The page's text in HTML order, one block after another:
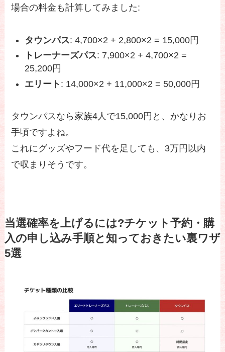
場合の料金も計算してみました:
タウンパス: 4,700×2 + 2,800×2 = 15,000円
トレーナーズパス: 7,900×2 + 4,700×2 =
25,200円
エリート : 14,000×2 + 11,000×2 = 50,000円
タウンパスなら家族4人で15,000円と、かなりお
手頃ですよね。
これにグッズやフード代を足しても、3万円以内
で収まりそうです。
当選確率を上げるには?チケット予約・購
入の申し込み手順と知っておきたい裏ワザ
5選